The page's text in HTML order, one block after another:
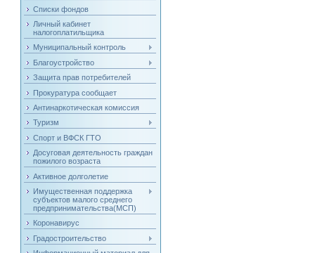
Списки фондов
Личный кабинет
налогоплатильщика
Муниципальный контроль
Благоустройство
Защита прав потребителей
Прокуратура сообщает
Антинаркотическая комиссия
Туризм
Спорт и ВФСК ГТО
Досуговая деятельность граждан
пожилого возраста
Активное долголетие
Имущественная поддержка
субъектов малого среднего
предпринимательства(МСП)
Коронавирус
Градостроительство